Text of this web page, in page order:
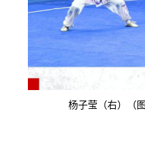
杨子莹（右）（